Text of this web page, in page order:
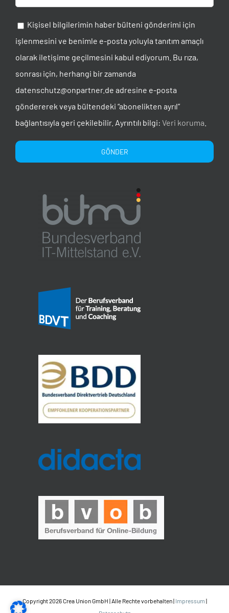
Kişisel bilgilerimin haber bülteni gönderimi için
işlenmesini ve benimle e-posta yoluyla tanıtım amaçlı
olarak iletişime geçilmesini kabul ediyorum. Bu rıza,
sonrası için, herhangi bir zamanda
datenschutz@onpartner.de adresine e-posta
göndererek veya bültendeki “abonelikten ayrıl”
bağlantısıyla geri çekilebilir. Ayrıntılı bilgi: Veri koruma
Copyright 2026 Crea Union GmbH | Alle Rechte vorbehalten | Impressum |